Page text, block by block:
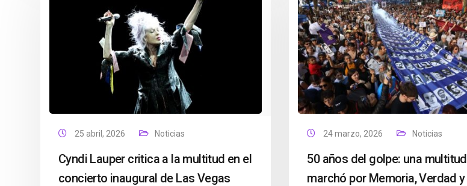
25 abril, 2026 Noticias
Cyndi Lauper critica a la multitud en el
concierto inaugural de Las Vegas
24 marzo, 2026 Noticias
50 años del golpe: una multitud
marchó por Memoria, Verdad y